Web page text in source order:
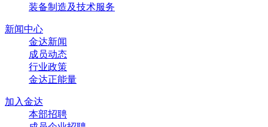
装备制造及技术服务
新闻中心
金达新闻
成员动态
行业政策
金达正能量
加入金达
本部招聘